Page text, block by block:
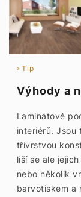
Tip
Výhody a
Laminátové
interiérů. Jsou
třívrstvou
liší se ale
nebo několik
barvotiskem a